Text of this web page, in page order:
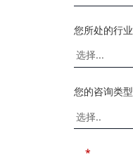
您所处的行业
您的咨询类型
*